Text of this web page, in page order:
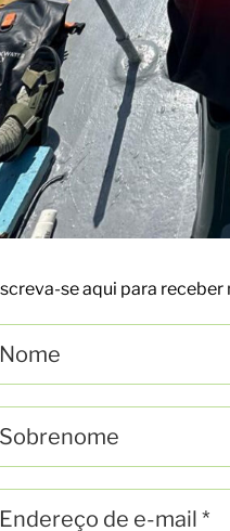
se aqui para receber